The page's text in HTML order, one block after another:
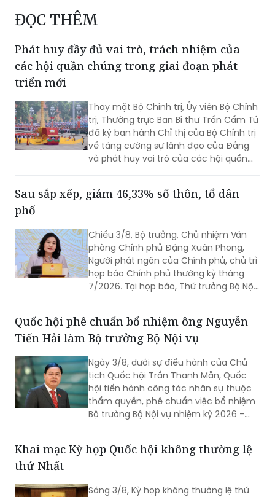
ĐỌC THÊM
Phát huy đầy đủ vai trò, trách nhiệm của
các hội quần chúng trong giai đoạn phát
triển mới
Thay mặt Bộ Chính trị, Ủy viên Bộ Chính
trị, Thường trực Ban Bí thư Trần Cẩm Tú
đã ký ban hành Chỉ thị của Bộ Chính trị
về tăng cường sự lãnh đạo của Đảng
và phát huy vai trò của các hội quần
Sau sắp xếp, giảm 46,33% số thôn, tổ dân
phố
Chiều 3/8, Bộ trưởng, Chủ nhiệm Văn
phòng Chính phủ Đặng Xuân Phong,
Người phát ngôn của Chính phủ, chủ trì
họp báo Chính phủ thường kỳ tháng
7/2026. Tại họp báo, Thứ trưởng Bộ Nội
toàn quốc.
Quốc hội phê chuẩn bổ nhiệm ông Nguyễn
Tiến Hải làm Bộ trưởng Bộ Nội vụ
Ngày 3/8, dưới sự điều hành của Chủ
tịch Quốc hội Trần Thanh Mẫn, Quốc
hội tiến hành công tác nhân sự thuộc
thẩm quyền, phê chuẩn việc bổ nhiệm
Bộ trưởng Bộ Nội vụ nhiệm kỳ 2026 -
quyền Bộ trưởng Bộ Nội vụ.
Khai mạc Kỳ họp Quốc hội không thường lệ
thứ Nhất
Sáng 3/8, Kỳ họp không thường lệ thứ